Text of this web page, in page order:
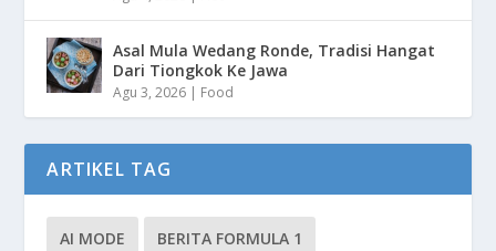
Asal Mula Wedang Ronde, Tradisi Hangat
Dari Tiongkok Ke Jawa
Agu 3, 2026 | Food
ARTIKEL TAG
AI MODE BERITA FORMULA 1